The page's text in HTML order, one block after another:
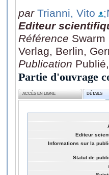
par Trianni, Vito
Editeur
Référence
Verlag, Berlin,
Publication
Partie d'ouvrage
ACCÈS EN LIGNE DÉTAILS
Editeur
Informations sur la
Statut de